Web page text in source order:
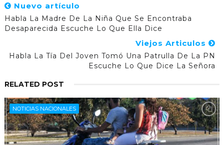
Nuevo artículo
Habla La Madre De La Niña Que Se Encontraba
Desaparecida Escuche Lo Que Ella Dice
Viejos Articulos
Habla La Tía Del Joven Tomó Una Patrulla De La PN
Escuche Lo Que Dice La Señora
RELATED POST
NOTICIAS NACIONALES